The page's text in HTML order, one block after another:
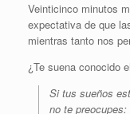
Veinticinco minutos
expectativa de que
mientras tanto nos
¿Te suena conocido
Si tus sueños
no te preocupes: